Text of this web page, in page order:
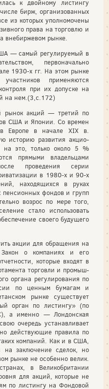
к двойному листингу
бирж, организованных
из которых уполномочены
права на торговлю и
внебиржевом рынке.
— самый регулируе­мый в
первоначально
1930-х гг. На этом рынке
применяются
при их допуске на
на нем.(3,с.172)
рынок акций — третий по
США и Японии. Со вре­мен
Европе в начале XIX в.
историю развития акцио­
на это, только около 5 %
прямыми владельцами
проведения серии
в 1980-х и 90-х
находящихся в руках
пенсионных фондов и групп
возрос по мере того,
стало использовать
своего будущего
акции для обращения на
о компаниях и его
которые входят в
торговли и промыш­
органа регулирования по
по ценным бумагам и
рынке существует
орган по листингу» (по
а именно — Лондонская
очередь устанавливает
действующие правила по
компаний. Как и в США,
заключение сделок, но
рынке не особенно велик.
в Великобритании
для акций, которые не
по листингу на Фондовой